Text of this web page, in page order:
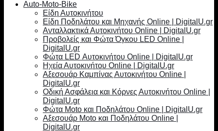
Auto-Moto-Bike
Είδη Αυτοκινήτου
Είδη Ποδηλάτου και Μηχανής Online | DigitalU.gr
Ανταλλακτικά Αυτοκινήτου Online | DigitalU.gr
Προβολείς και Φώτα Όγκου LED Online |
DigitalU.gr
Φώτα LED Αυτοκινήτου Online | DigitalU.gr
Ηχεία Αυτοκινήτου Online | DigitalU.gr
Αξεσουάρ Καμπίνας Αυτοκινήτου Online |
DigitalU.gr
Οδική Ασφάλεια και Κόρνες Αυτοκινήτου Online |
DigitalU.gr
Φώτα Moto και Ποδηλάτου Online | DigitalU.gr
Αξεσουάρ Moto και Ποδηλάτου Online |
DigitalU.gr